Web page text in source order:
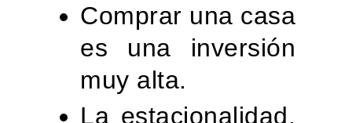
Comprar una casa
es una inversión
muy alta.
La estacionalidad.